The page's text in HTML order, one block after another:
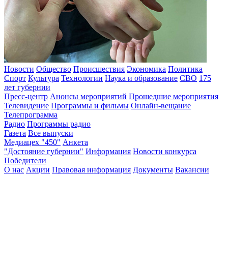
Новости Общество Происшествия Экономика Политика
Спорт Культура Технологии Наука и образование СВО 175
лет губернии
Пресс-центр Анонсы мероприятий Прошедшие мероприятия
Телевидение Программы и фильмы Онлайн-вещание
Телепрограмма
Радио Программы радио
Газета Все выпуски
Медиацех "450" Анкета
"Достояние губернии" Информация Новости конкурса
Победители
О нас Акции Правовая информация Документы Вакансии